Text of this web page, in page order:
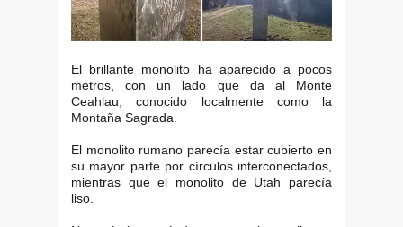
El brillante monolito ha aparecido a pocos
metros, con un lado que da al Monte
Ceahlau, conocido localmente como la
Montaña Sagrada.
El monolito rumano parecía estar cubierto en
su mayor parte por círculos interconectados,
mientras que el monolito de Utah parecía
liso.